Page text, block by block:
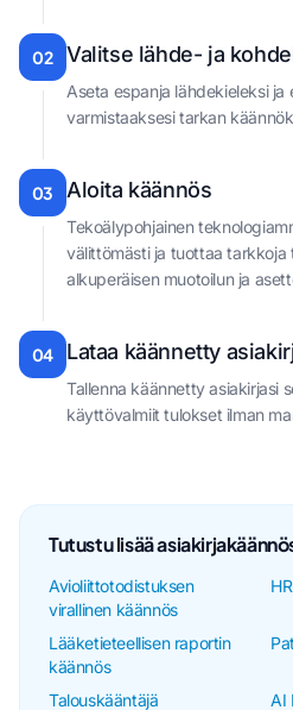
02 Valitse lähde- ja
Aseta espanja lähdekieleksi
varmistaaksesi tarkan
03 Aloita käännös
Tekoälypohjainen
välittömästi ja tuottaa tarkkoja
alkuperäisen muotoilun ja
04 Lataa käännetty
Tallenna käännetty asiakirjasi
käyttövalmiit tulokset ilman
Tutustu lisää
Avioliittotodistuksen
virallinen käännös
Lääketieteellisen raportin
käännös
Talouskääntäjä AI